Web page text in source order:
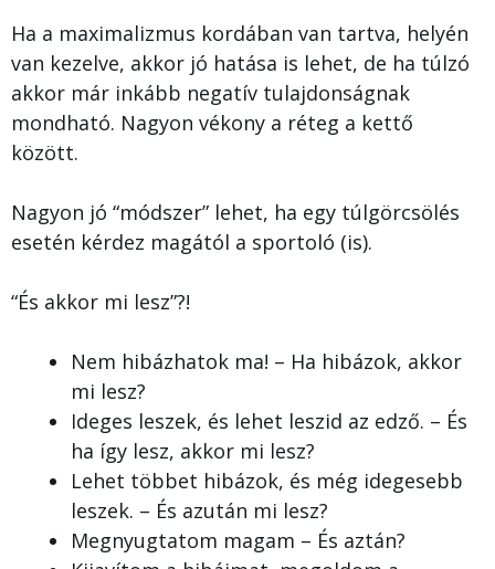
Ha a maximalizmus kordában van tartva, helyén
van kezelve, akkor jó hatása is lehet, de ha túlzó
akkor már inkább negatív tulajdonságnak
mondható. Nagyon vékony a réteg a kettő
között.
Nagyon jó “módszer” lehet, ha egy túlgörcsölés
esetén kérdez magától a sportoló (is).
“És akkor mi lesz”?!
Nem hibázhatok ma! – Ha hibázok, akkor
mi lesz?
Ideges leszek, és lehet leszid az edző. – És
ha így lesz, akkor mi lesz?
Lehet többet hibázok, és még idegesebb
leszek. – És azután mi lesz?
Megnyugtatom magam – És aztán?